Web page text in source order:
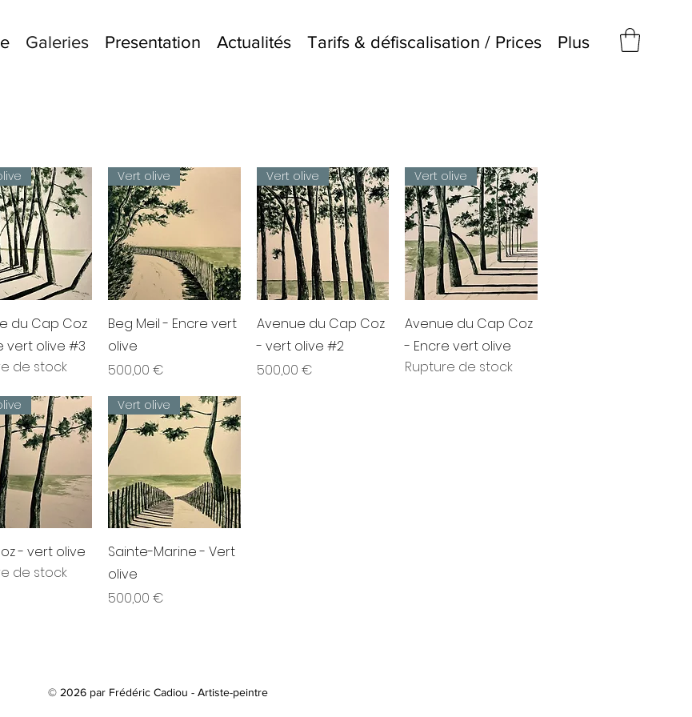
Galeries Presentation Actualités Tarifs & défiscalisation / Prices Plus
rapide
du Cap Coz
vert olive #3
de stock
Aperçu rapide
Vert olive
Beg Meil - Encre vert
olive
Prix
500,00 €
Aperçu rapide
Vert olive
Avenue du Cap Coz
- vert olive #2
Prix
500,00 €
Aperçu rapide
Vert olive
Avenue du Cap Coz
- Encre vert olive
Rupture de stock
rapide
- vert olive
de stock
Aperçu rapide
Vert olive
Sainte-Marine - Vert
olive
Prix
500,00 €
© 2026 par Frédéric Cadiou - Artiste-peintre